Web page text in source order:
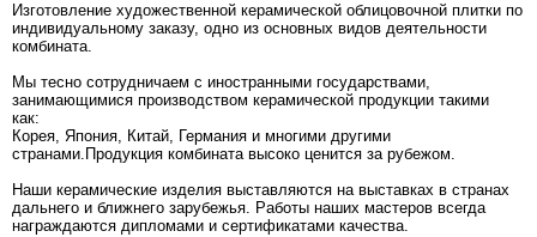
Изготовление художественной керамической облицовочной плитки по
индивидуальному заказу, одно из основных видов деятельности
комбината.
Мы тесно сотрудничаем с иностранными государствами,
занимающимися производством керамической продукции такими
как:
Корея, Япония, Китай, Германия и многими другими
странами.Продукция комбината высоко ценится за рубежом.
Наши керамические изделия выставляются на выставках в странах
дальнего и ближнего зарубежья. Работы наших мастеров всегда
награждаются дипломами и сертификатами качества.